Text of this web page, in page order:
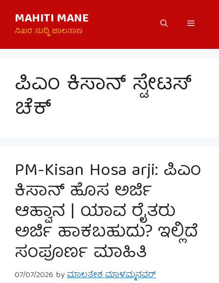
content
MAHITI MANE
ನಿಖರ ಸುದ್ದಿ ಜಾಲತಾಣ
Menu
ಪಿಎಂ ಕಿಸಾನ್ ಸ್ಟೇಟಸ್
ಚೆಕ್
PM-Kisan Hosa arji: ಪಿಎಂ
ಕಿಸಾನ್ ಹೊಸ ಅರ್ಜಿ
ಆಹ್ವಾನ | ಯಾವ ರೈತರು
ಅರ್ಜಿ ಹಾಕಬಹುದು? ಇಲ್ಲಿದೆ
ಸಂಪೂರ್ಣ ಮಾಹಿತಿ
07/07/2026 byಮಾಲತೇಶ ಮಾಳಮ್ಮನವರ್